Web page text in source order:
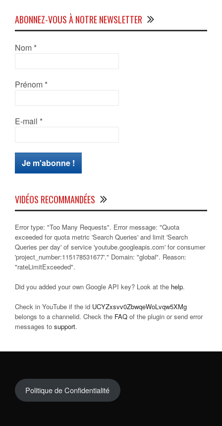
ABONNEZ-VOUS À NOTRE NEWSLETTER
Nom *
Prénom *
E-mail *
VIDÉOS RECOMMANDÉES
Error type: "Too Many Requests". Error message: "Quota
exceeded for quota metric 'Search Queries' and limit 'Search
Queries per day' of service 'youtube.googleapis.com' for consumer
'project_number:115178531677'." Domain: "global". Reason:
"rateLimitExceeded".
Did you added your own Google API key? Look at the help.
Check in YouTube if the id UCYZxsvv0ZbwqeWoLvqw5XMg
belongs to a channelid. Check the FAQ of the plugin or send error
messages to support.
Politique de Confidentialité